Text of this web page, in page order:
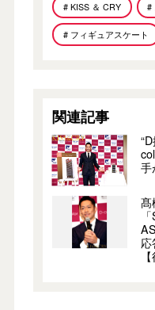
# KISS ＆ CRY #
# フィギュアスケート
関連記事
手
髙
応